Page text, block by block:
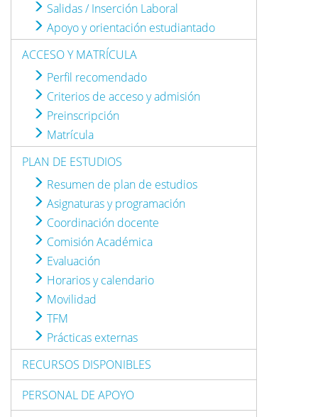
Salidas / Inserción Laboral
Apoyo y orientación estudiantado
ACCESO Y MATRÍCULA
Perfil recomendado
Criterios de acceso y admisión
Preinscripción
Matrícula
PLAN DE ESTUDIOS
Resumen de plan de estudios
Asignaturas y programación
Coordinación docente
Comisión Académica
Evaluación
Horarios y calendario
Movilidad
TFM
Prácticas externas
RECURSOS DISPONIBLES
PERSONAL DE APOYO